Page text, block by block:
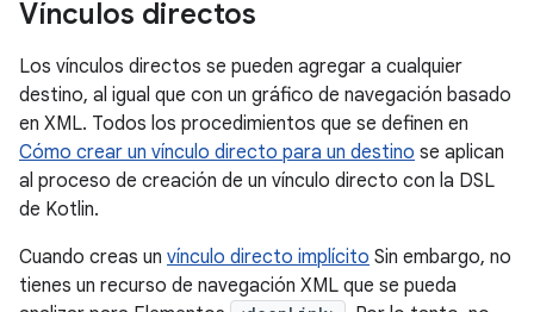
Vínculos directos
Los vínculos directos se pueden agregar a cualquier
destino, al igual que con un gráfico de navegación basado
en XML. Todos los procedimientos que se definen en
Cómo crear un vínculo directo para un destino se aplican
al proceso de creación de un vínculo directo con la DSL
de Kotlin.
Cuando creas un vínculo directo implícito Sin embargo, no
tienes un recurso de navegación XML que se pueda